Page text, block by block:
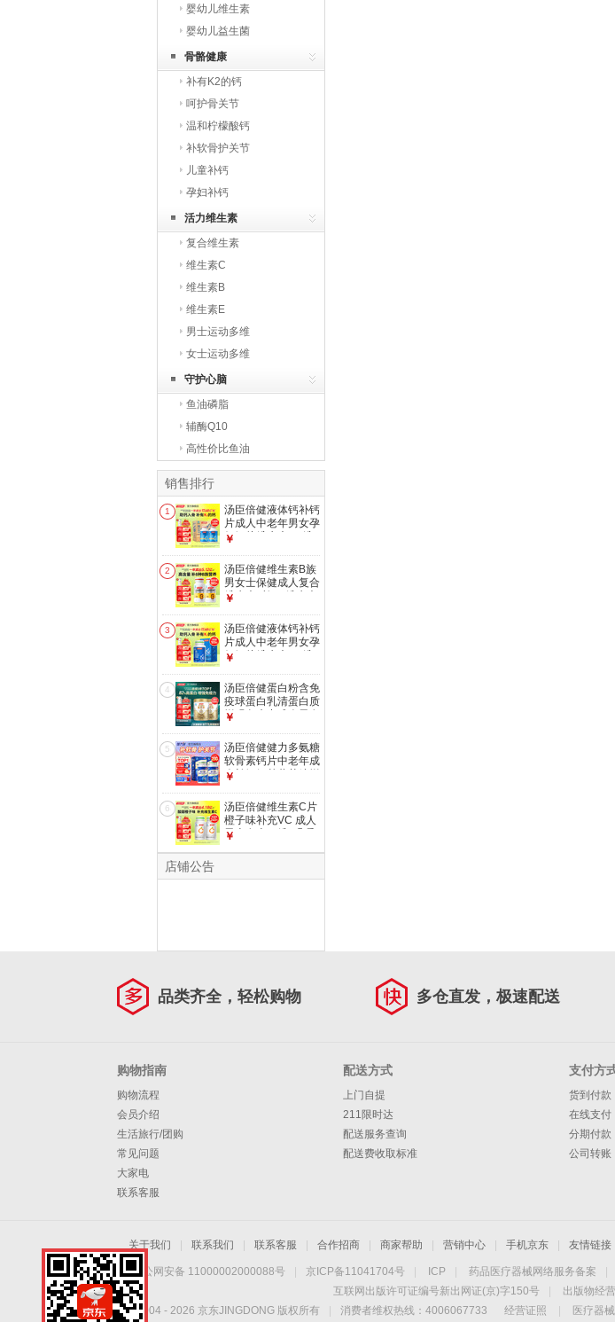
婴幼儿维生素
婴幼儿益生菌
骨骼健康
补有K2的钙
呵护骨关节
温和柠檬酸钙
补软骨护关节
儿童补钙
孕妇补钙
活力维生素
复合维生素
维生素C
维生素B
维生素E
男士运动多维
女士运动多维
守护心脑
鱼油磷脂
辅酶Q10
高性价比鱼油
销售排行
1
汤臣倍健液体钙补钙
片成人中老年男女孕
妇钙片维生素D3维
【礼盒装】液体钙
200粒*2瓶 共400粒
￥
2
汤臣倍健维生素B族
男女士保健成人复合
维生素b族b1维生素
生素片(成人)90片*2
瓶 共180片
￥
3
汤臣倍健液体钙补钙
片成人中老年男女孕
妇钙片维生素D3维
【尝鲜款】液体钙
100粒*1瓶
￥
4
汤臣倍健蛋白粉含免
疫球蛋白乳清蛋白质
增强免疫力成人男女
【囤货装】星钻蛋白
粉 650g*2罐 -共发
1300g
￥
5
汤臣倍健健力多氨糖
软骨素钙片中老年成
人补钙氨基葡萄糖增
【药房同款】蓝氨糖
100片*2瓶 共200片
￥
6
汤臣倍健维生素C片
橙子味补充VC 成人
男士女士vc维c咀嚼
￥
店铺公告
品类齐全，轻松购物 多仓直发，极速配送
购物指南
购物流程
会员介绍
生活旅行/团购
常见问题
大家电
联系客服
配送方式
上门自提
211限时达
配送服务查询
配送费收取标准
支付方
货到付款
在线支付
分期付款
公司转账
关于我们 联系我们 联系客服 合作招商 商家帮助 营销中心 手机京东 友情链接
京公网安备 11000002000088号 京ICP备11041704号 ICP 药品医疗器械网络服务备案
互联网出版许可证编号新出网证(京)字150号
出版物经
Copyright © 2004 - 2026 京东JINGDONG 版权所有 消费者维权热线：4006067733 经营证照 医疗器